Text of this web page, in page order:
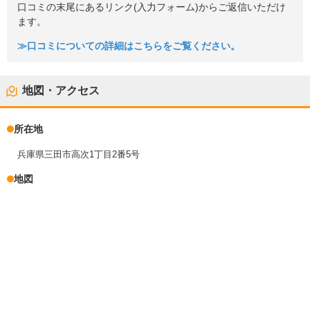
口コミの末尾にあるリンク(入力フォーム)からご返信いただけ
ます。
≫口コミについての詳細はこちらをご覧ください。
地図・アクセス
所在地
兵庫県三田市高次1丁目2番5号
地図